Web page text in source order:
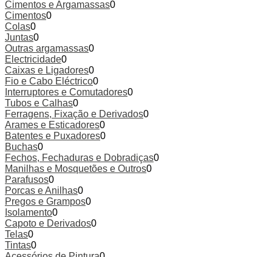
Cimentos e Argamassas0
Cimentos0
Colas0
Juntas0
Outras argamassas0
Electricidade0
Caixas e Ligadores0
Fio e Cabo Eléctrico0
Interruptores e Comutadores0
Tubos e Calhas0
Ferragens, Fixação e Derivados0
Arames e Esticadores0
Batentes e Puxadores0
Buchas0
Fechos, Fechaduras e Dobradiças0
Manilhas e Mosquetões e Outros0
Parafusos0
Porcas e Anilhas0
Pregos e Grampos0
Isolamento0
Capoto e Derivados0
Telas0
Tintas0